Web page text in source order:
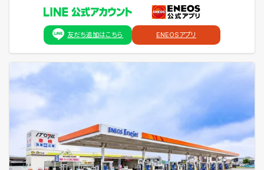
友だち追加はこちら ENEOSアプリ